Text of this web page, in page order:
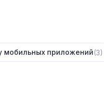
мобильных приложений(3)